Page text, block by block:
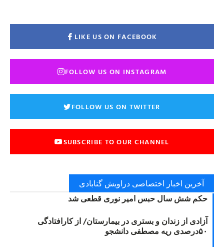
LIKE US ON FACEBOOK
FOLLOW US ON INSTAGRAM
FOLLOW US ON TWITTER
SUBSCRIBE TO OUR CHANNEL
آخرین اخبار اختصاصی دراویش گنابادی
حکم شش سال حبس امیر نوری قطعی شد
آزادی از زندان و بستری در بیمارستان/ از کارافتادگی
۵۰درصدی ریه مصطفی دانشجو